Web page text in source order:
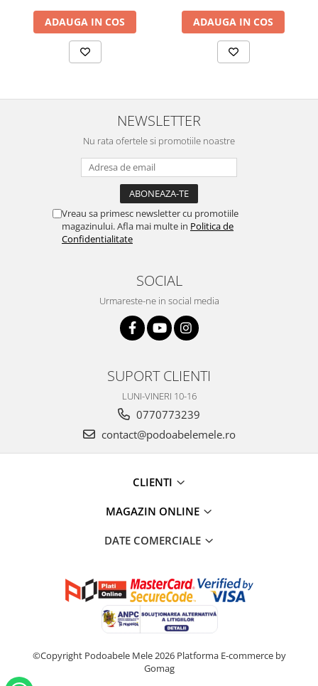
ADAUGA IN COS ADAUGA IN COS
NEWSLETTER
Nu rata ofertele si promotiile noastre
Vreau sa primesc newsletter cu promotiile
magazinului. Afla mai multe in Politica de
Confidentialitate
SOCIAL
Urmareste-ne in social media
SUPORT CLIENTI
LUNI-VINERI 10-16
0770773239
contact@podoabelemele.ro
CLIENTI
MAGAZIN ONLINE
DATE COMERCIALE
©Copyright Podoabele Mele 2026 Platforma E-commerce by
Gomag